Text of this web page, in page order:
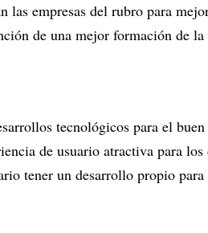
las empresas del rubro para
de una mejor formación de
tecnológicos para el
de usuario atractiva para
tener un desarrollo propio